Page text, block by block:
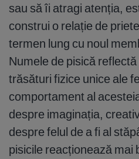
sau să îi atragi atenția,
construi o relație de
termen lung cu noul
Numele de pisică
trăsături fizice unice ale
comportament al
despre imaginația,
despre felul de a fi al
pisicile reacționează mai